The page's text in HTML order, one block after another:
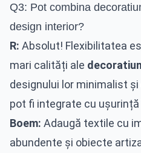
Q3: Pot combina
design interior?
R: Absolut! Flexibilitatea
mari calități ale
designului lor minimalist
pot fi integrate cu
Boem: Adaugă textile cu
abundente și obiecte